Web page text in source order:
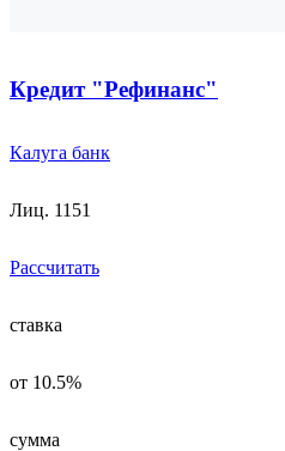
Кредит "Рефинанс"
Калуга банк
Лиц. 1151
Рассчитать
ставка
от 10.5%
сумма